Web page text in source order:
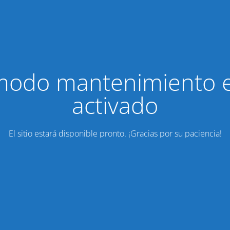
mantenimiento
activado
El sitio estará disponible pronto. ¡Gracias por su paciencia!